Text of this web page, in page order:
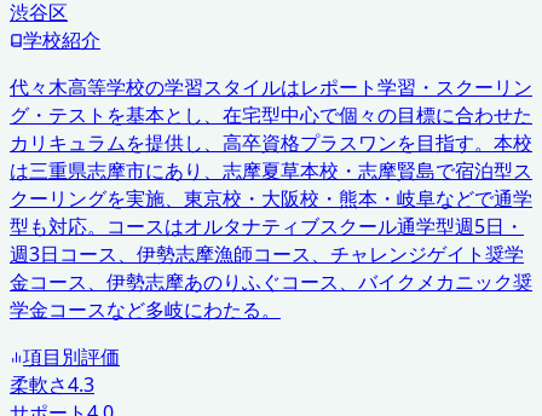
渋谷区
学校紹介
代々木高等学校の学習スタイルはレポート学習・スクーリン
グ・テストを基本とし、在宅型中心で個々の目標に合わせた
カリキュラムを提供し、高卒資格プラスワンを目指す。本校
は三重県志摩市にあり、志摩夏草本校・志摩賢島で宿泊型ス
クーリングを実施、東京校・大阪校・熊本・岐阜などで通学
型も対応。コースはオルタナティブスクール通学型週5日・
週3日コース、伊勢志摩漁師コース、チャレンジゲイト奨学
金コース、伊勢志摩あのりふぐコース、バイクメカニック奨
学金コースなど多岐にわたる。
項目別評価
柔軟さ4.3